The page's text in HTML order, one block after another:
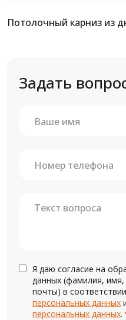
Потолочный карниз из
Задать
Я даю согласие на
данных (фамилия,
почты) в
персональных данных
персональных данных.